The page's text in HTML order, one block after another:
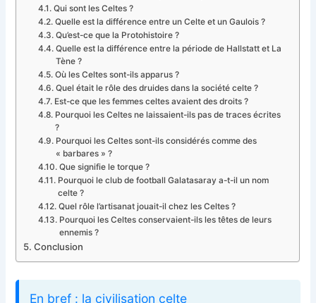
Qui sont les Celtes ?
Quelle est la différence entre un Celte et un Gaulois ?
Qu’est-ce que la Protohistoire ?
Quelle est la différence entre la période de Hallstatt et La
Tène ?
Où les Celtes sont-ils apparus ?
Quel était le rôle des druides dans la société celte ?
Est-ce que les femmes celtes avaient des droits ?
Pourquoi les Celtes ne laissaient-ils pas de traces écrites
?
Pourquoi les Celtes sont-ils considérés comme des
« barbares » ?
Que signifie le torque ?
Pourquoi le club de football Galatasaray a-t-il un nom
celte ?
Quel rôle l’artisanat jouait-il chez les Celtes ?
Pourquoi les Celtes conservaient-ils les têtes de leurs
ennemis ?
Conclusion
En bref : la civilisation celte